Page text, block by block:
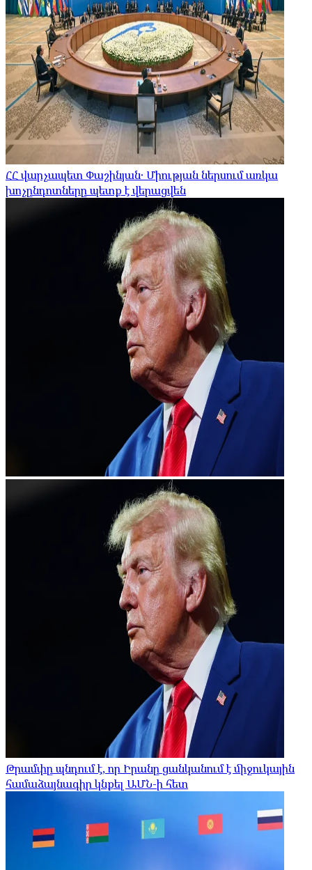
ՀՀ վարչապետ Փաշինյան․ Միության ներսում առկա
խոչընդոտները պետք է վերացվեն
Թրամփը պնդում է, որ Իրանը ցանկանում է միջուկային
համաձայնագիր կնքել ԱՄՆ-ի հետ